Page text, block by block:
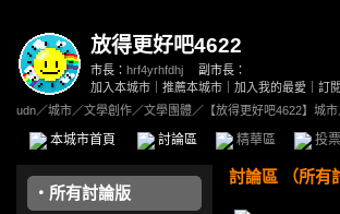
放得更好吧4622
市長： hrf4yrhfdhj
副市長：
加入本城市
推薦本城市 加入我的最愛
訂
udn／城市／文學創作／文學團體／ 【放得更好吧4622】城市
本城市首頁 討論區 精華區 投
‧ 所有討論版
討論區 （所有